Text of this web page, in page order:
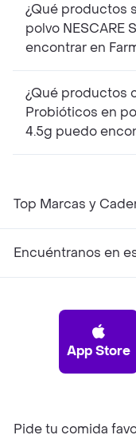
¿Qué productos
polvo NESCARE
encontrar en
¿Qué productos
Probióticos en
4.5g puedo
Top Marcas y
Encuéntranos en
App Store
Pide tu comida